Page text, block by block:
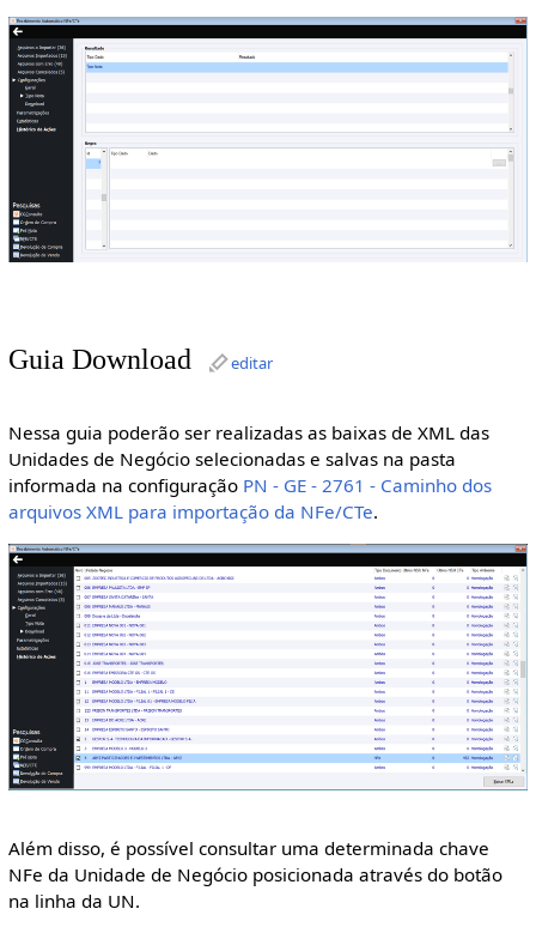
Guia Download editar
Nessa guia poderão ser realizadas as baixas de XML das
Unidades de Negócio selecionadas e salvas na pasta
informada na configuração PN - GE - 2761 - Caminho dos
arquivos XML para importação da NFe/CTe.
Além disso, é possível consultar uma determinada chave
NFe da Unidade de Negócio posicionada através do botão
na linha da UN.